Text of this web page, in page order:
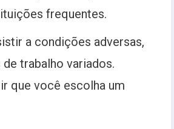
frequentes.
a condições adversas,
trabalho variados.
que você escolha um